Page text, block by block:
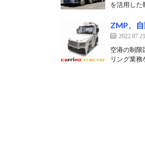
を活用した
ZMP、
2022.07.21
空港の制限
リング業